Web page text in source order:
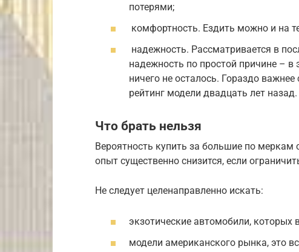
потерями;
комфортность. Ездить можно и на
надежность. Рассматривается в
надежность по простой причине – в
ничего не осталось. Гораздо
рейтинг модели двадцать лет назад.
Что брать нельзя
Вероятность купить за большие по
опыт существенно снизится, если
Не следует целенаправленно искать:
экзотические автомобили,
модели американского рынка, это